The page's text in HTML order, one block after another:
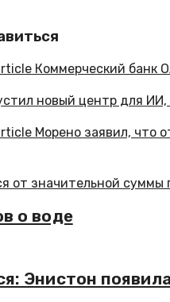
новый центр для ИИ,
от значительной
о воде
Энистон